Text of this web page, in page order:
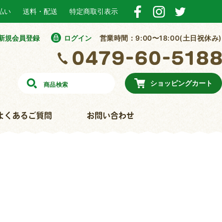
い 送料・配送 特定商取引表示
規会員登録 ログイン 営業時間：9:00〜18:00(土日祝休み)
ショッピングカート
くあるご質問 お問い合わせ